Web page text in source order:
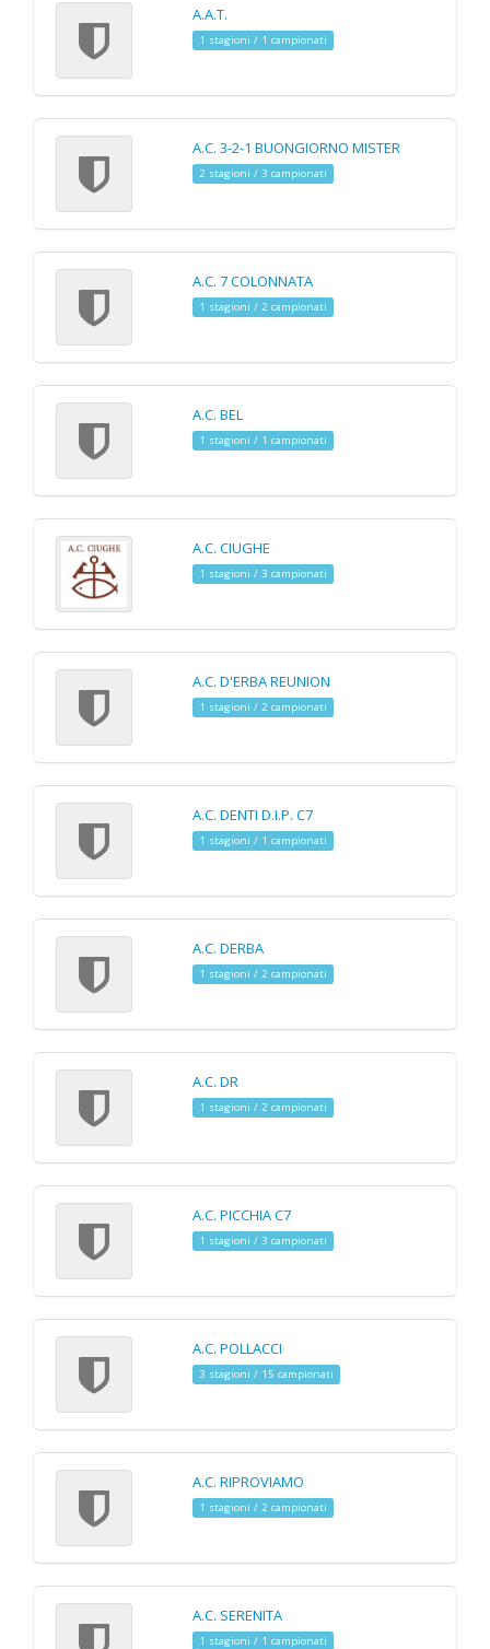
A.A.T.
1 stagioni / 1 campionati
A.C. 3-2-1 BUONGIORNO MISTER
2 stagioni / 3 campionati
A.C. 7 COLONNATA
1 stagioni / 2 campionati
A.C. BEL
1 stagioni / 1 campionati
A.C. CIUGHE
1 stagioni / 3 campionati
A.C. D'ERBA REUNION
1 stagioni / 2 campionati
A.C. DENTI D.I.P. C7
1 stagioni / 1 campionati
A.C. DERBA
1 stagioni / 2 campionati
A.C. DR
1 stagioni / 2 campionati
A.C. PICCHIA C7
1 stagioni / 3 campionati
A.C. POLLACCI
3 stagioni / 15 campionati
A.C. RIPROVIAMO
1 stagioni / 2 campionati
A.C. SERENITA
1 stagioni / 1 campionati